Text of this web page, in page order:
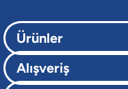
Ürünler
Alışveriş